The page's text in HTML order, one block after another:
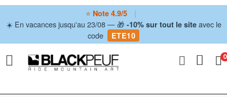
⭐ Note 4.9/5
|
☀️ En vacances jusqu'au 23/08 — 🎁 -10% sur tout le siteavec le
code
ETE10
0